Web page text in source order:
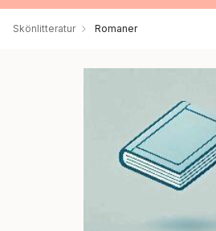
Skönlitteratur Romaner